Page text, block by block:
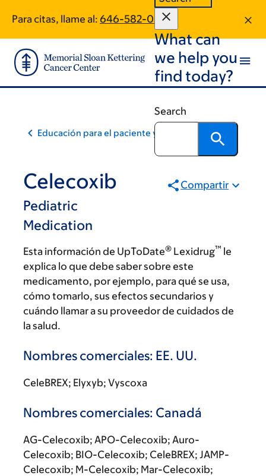
main
content
footer
Para citas, llame al: 646-582-0523
What can
we help you
find today?
Search
Educación para el paciente y la comunidad
Celecoxib
Pediatric
Medication
Compartir
Esta información de UpToDate® Lexidrug™ le
explica lo que debe saber sobre este
medicamento, por ejemplo, para qué se usa,
cómo tomarlo, sus efectos secundarios y
cuándo llamar a su proveedor de cuidados de
la salud.
Nombres comerciales: EE. UU.
CeleBREX; Elyxyb; Vyscoxa
Nombres comerciales: Canadá
AG-Celecoxib; APO-Celecoxib; Auro-
Celecoxib; BIO-Celecoxib; CeleBREX; JAMP-
Celecoxib; M-Celecoxib; Mar-Celecoxib;